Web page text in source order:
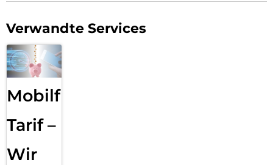
Verwandte Services
Mobilfunk
Tarif –
Wir